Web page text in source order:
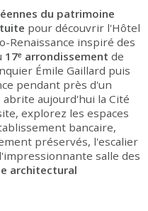
du patrimoine
pour découvrir l'Hôtel
Renaissance inspiré des
17ᵉ arrondissement de
Émile Gaillard puis
pendant près d'un
abrite aujourd'hui la Cité
explorez les espaces
bancaire,
préservés, l'escalier
salle des
architectural